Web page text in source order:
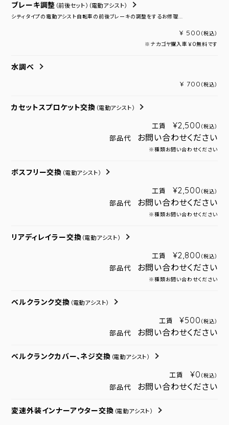
ブレーキ調整 （前後セット） （電動アシスト）
シティタイプの電動アシスト自転車の前後ブレーキの調整をするお修理...
¥ 500 （税込）
※ナカゴヤ購入車￥０無料です
水調べ
¥ 700 （税込）
カセットスプロケット交換 （電動アシスト）
工賃 ¥2,500 （税込）
部品代 お問い合わせください
※種類お問い合わせください
ボスフリー交換 （電動アシスト）
工賃 ¥2,500 （税込）
部品代 お問い合わせください
※種類お問い合わせください
リアディレイラー交換 （電動アシスト）
工賃 ¥2,800 （税込）
部品代 お問い合わせください
※種類お問い合わせください
ベルクランク交換 （電動アシスト）
工賃 ¥500 （税込）
部品代 お問い合わせください
ベルクランクカバー、ネジ交換 （電動アシスト）
工賃 ¥0 （税込）
部品代 お問い合わせください
変速外装インナーアウター交換 （電動アシスト）